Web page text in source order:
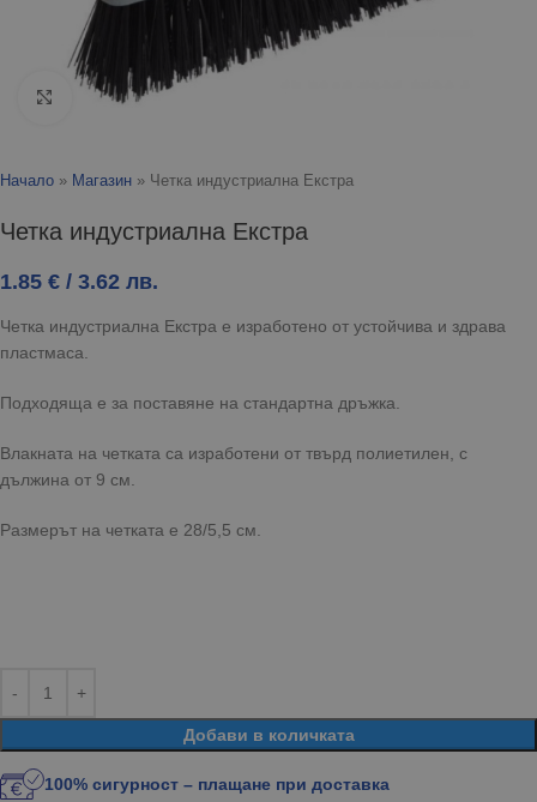
Click to enlarge
Начало » Магазин » Четка индустриална Екстра
Четка индустриална Екстра
1.85 € / 3.62 лв.
Четка индустриална Екстра е изработено от устойчива и здрава
пластмаса.
Подходяща е за поставяне на стандартна дръжка.
Влакната на четката са изработени от твърд полиетилен, с
дължина от 9 см.
Размерът на четката е 28/5,5 см.
Добави в количката
100% сигурност – плащане при доставка